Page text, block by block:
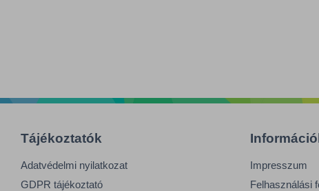
Tájékoztatók
Adatvédelmi nyilatkozat
GDPR tájékoztató
Impresszum
Felhasználási